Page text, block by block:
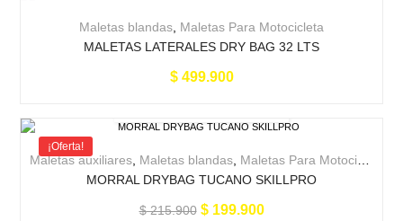
Maletas blandas Maletas Para Motocicleta
MALETAS LATERALES DRY BAG 32 LTS
$499.900
¡Oferta!
Maletas auxiliares Maletas blandas Maletas Para Motocicleta
MORRAL DRYBAG TUCANO SKILLPRO
$215.900 $199.900